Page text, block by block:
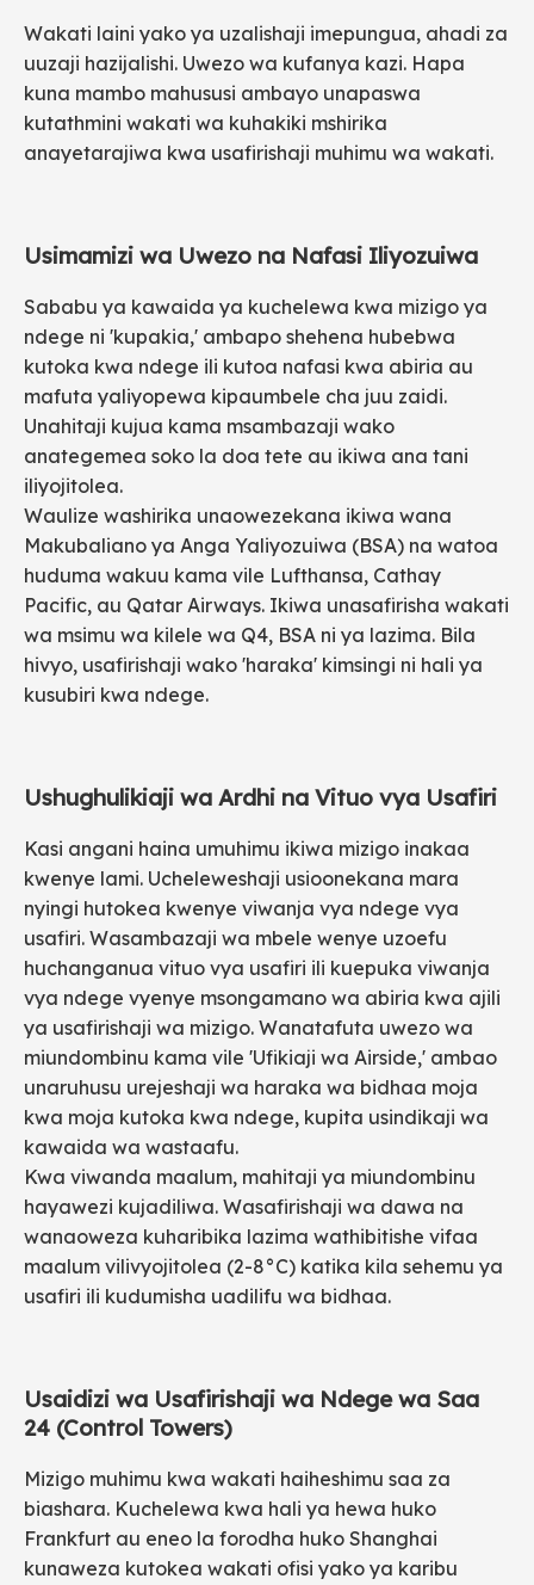
Wakati laini yako ya uzalishaji imepungua, ahadi za
uuzaji hazijalishi. Uwezo wa kufanya kazi. Hapa
kuna mambo mahususi ambayo unapaswa
kutathmini wakati wa kuhakiki mshirika
anayetarajiwa kwa usafirishaji muhimu wa wakati.
Usimamizi wa Uwezo na Nafasi Iliyozuiwa
Sababu ya kawaida ya kuchelewa kwa mizigo ya
ndege ni 'kupakia,' ambapo shehena hubebwa
kutoka kwa ndege ili kutoa nafasi kwa abiria au
mafuta yaliyopewa kipaumbele cha juu zaidi.
Unahitaji kujua kama msambazaji wako
anategemea soko la doa tete au ikiwa ana tani
iliyojitolea.
Waulize washirika unaowezekana ikiwa wana
Makubaliano ya Anga Yaliyozuiwa (BSA) na watoa
huduma wakuu kama vile Lufthansa, Cathay
Pacific, au Qatar Airways. Ikiwa unasafirisha wakati
wa msimu wa kilele wa Q4, BSA ni ya lazima. Bila
hivyo, usafirishaji wako 'haraka' kimsingi ni hali ya
kusubiri kwa ndege.
Ushughulikiaji wa Ardhi na Vituo vya Usafiri
Kasi angani haina umuhimu ikiwa mizigo inakaa
kwenye lami. Ucheleweshaji usioonekana mara
nyingi hutokea kwenye viwanja vya ndege vya
usafiri. Wasambazaji wa mbele wenye uzoefu
huchanganua vituo vya usafiri ili kuepuka viwanja
vya ndege vyenye msongamano wa abiria kwa ajili
ya usafirishaji wa mizigo. Wanatafuta uwezo wa
miundombinu kama vile 'Ufikiaji wa Airside,' ambao
unaruhusu urejeshaji wa haraka wa bidhaa moja
kwa moja kutoka kwa ndege, kupita usindikaji wa
kawaida wa wastaafu.
Kwa viwanda maalum, mahitaji ya miundombinu
hayawezi kujadiliwa. Wasafirishaji wa dawa na
wanaoweza kuharibika lazima wathibitishe vifaa
maalum vilivyojitolea (2-8°C) katika kila sehemu ya
usafiri ili kudumisha uadilifu wa bidhaa.
Usaidizi wa Usafirishaji wa Ndege wa Saa
24 (Control Towers)
Mizigo muhimu kwa wakati haiheshimu saa za
biashara. Kuchelewa kwa hali ya hewa huko
Frankfurt au eneo la forodha huko Shanghai
kunaweza kutokea wakati ofisi yako ya karibu